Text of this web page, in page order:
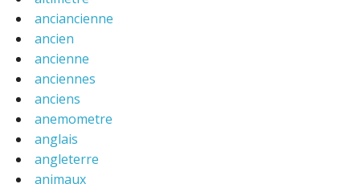
anciancienne
ancien
ancienne
anciennes
anciens
anemometre
anglais
angleterre
animaux